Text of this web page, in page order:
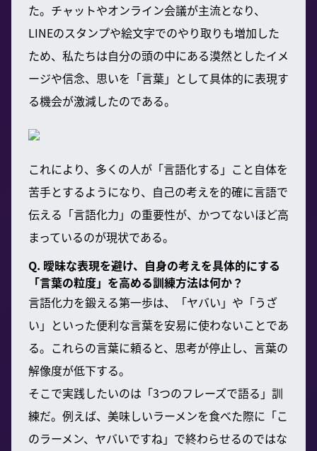
た。チャットやオンライン会議が主流となり、
LINEのスタンプや絵文字でのやり取りも増加した
ため、私たちは自分の頭の中にある漠然としたイメ
ージや信念、思いを「言葉」として具体的に表現す
る機会が激減したのである。
これにより、多くの人が「言語化する」こと自体を
苦手とするようになり、自己の考えを的確に言語で
伝える「言語化力」の重要性が、かつてないほど高
まっているのが現状である。
Q. 曖昧な表現を避け、自身の考えを具体的にする
「言葉の粒度」を高める訓練方法は何か？
言語化力を鍛える第一歩は、「ヤバい」や「うざ
い」といった便利な言葉を安易に使わないことであ
る。これらの言葉に頼ると、思考が停止し、言葉の
解像度が低下する。
そこで実践したいのは「3つのフレーズで語る」訓
練だ。例えば、美味しいラーメンを食べた際に「こ
のラーメン、ヤバいですね」で終わらせるのではな